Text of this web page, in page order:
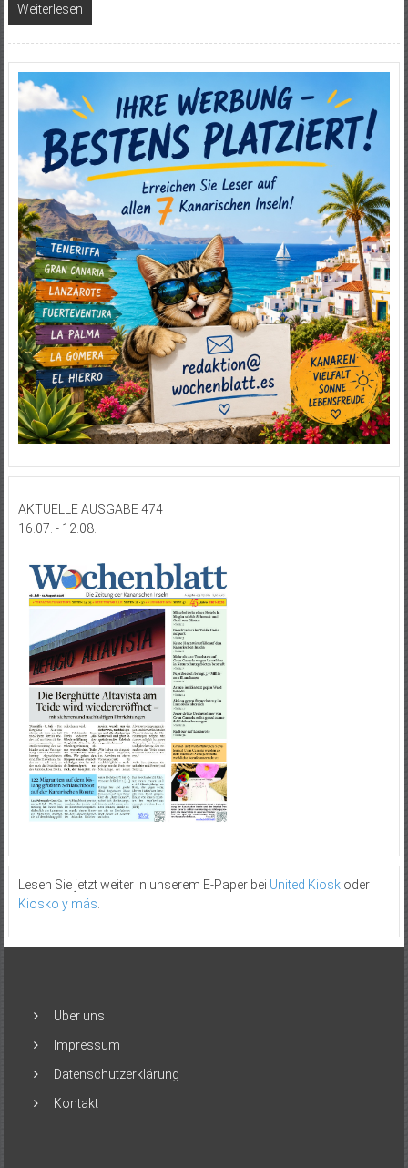
Weiterlesen
AKTUELLE AUSGABE 474
16.07. - 12.08.
Lesen Sie jetzt weiter in unserem E-Paper bei United Kioskoder
Kiosko y más
Über uns
Impressum
Datenschutzerklärung
Kontakt